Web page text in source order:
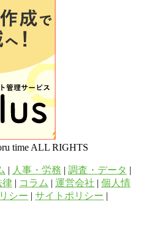
time ALL RIGHTS
| 人事・労務 | 調査・データ |
律 | コラム | 運営会社 | 個人情
シー | サイトポリシー |